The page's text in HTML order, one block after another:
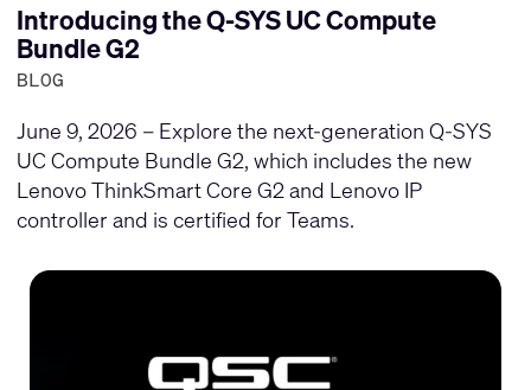
Introducing the Q-SYS UC Compute
Bundle G2
BLOG
June 9, 2026 – Explore the next-generation Q-SYS
UC Compute Bundle G2, which includes the new
Lenovo ThinkSmart Core G2 and Lenovo IP
controller and is certified for Teams.